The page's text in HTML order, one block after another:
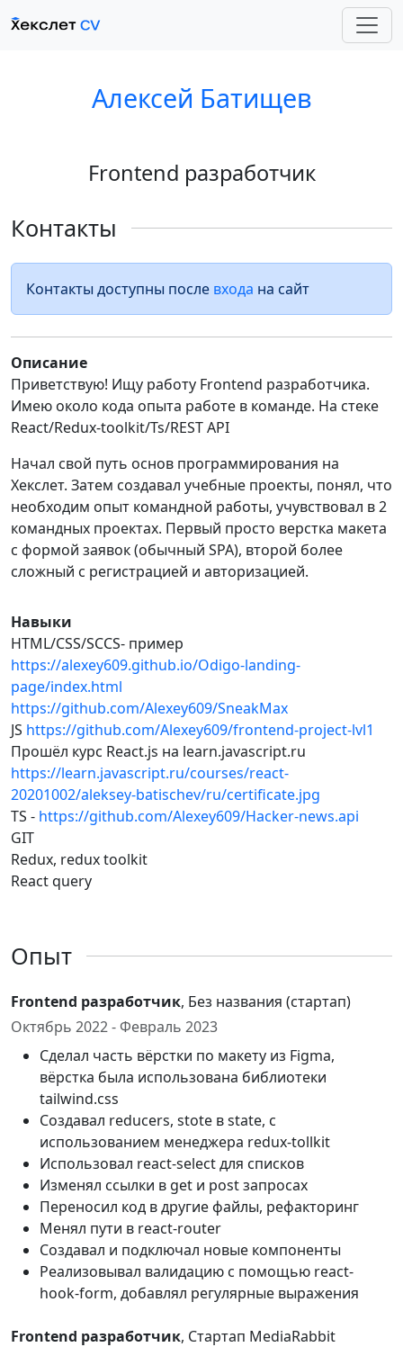
Алексей Батищев
Frontend разработчик
Контакты
Контакты доступны после входа на сайт
Описание
Приветствую! Ищу работу Frontend разработчика.
Имею около кода опыта работе в команде. На стеке
React/Redux-toolkit/Ts/REST API
Начал свой путь основ программирования на
Хекслет. Затем создавал учебные проекты, понял, что
необходим опыт командной работы, учувствовал в 2
командных проектах. Первый просто верстка макета
с формой заявок (обычный SPA), второй более
сложный с регистрацией и авторизацией.
Навыки
HTML/CSS/SCCS- пример
https://alexey609.github.io/Odigo-landing-
page/index.html
https://github.com/Alexey609/SneakMax
JS https://github.com/Alexey609/frontend-project-lvl1
Прошёл курс React.js на learn.javascript.ru
https://learn.javascript.ru/courses/react-
20201002/aleksey-batischev/ru/certificate.jpg
TS - https://github.com/Alexey609/Hacker-news.api
GIT
Redux, redux toolkit
React query
Опыт
Frontend разработчик, Без названия (стартап)
Октябрь 2022 - Февраль 2023
Сделал часть вёрстки по макету из Figma,
вёрстка была использована библиотеки
tailwind.css
Создавал reducers, stote в state, с
использованием менеджера redux-tollkit
Использовал react-select для списков
Изменял ссылки в get и post запросах
Переносил код в другие файлы, рефакторинг
Менял пути в react-router
Создавал и подключал новые компоненты
Реализовывал валидацию с помощью react-
hook-form, добавлял регулярные выражения
Frontend разработчик, Стартап MediaRabbit